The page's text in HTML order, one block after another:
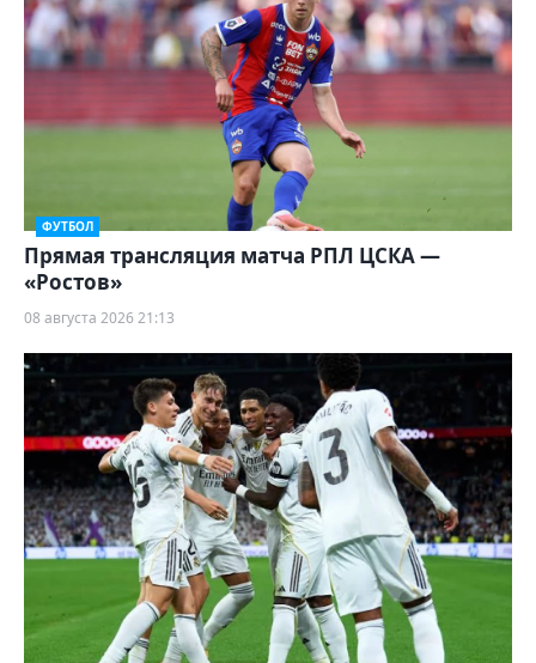
ФУТБОЛ
Прямая трансляция матча РПЛ ЦСКА —
«Ростов»
08 августа 2026 21:13